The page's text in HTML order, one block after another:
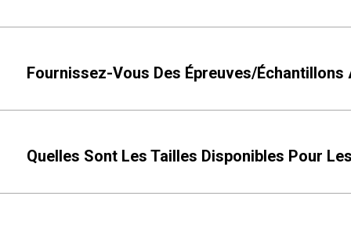
Fournissez-Vous Des Épreuves/
Quelles Sont Les Tailles Disponibles Pour